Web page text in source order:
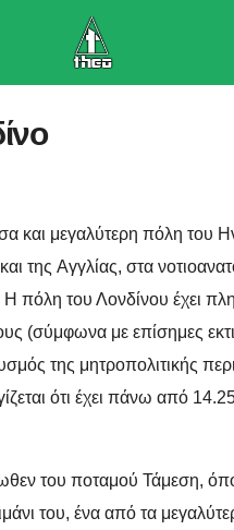
και μεγαλύτερη πόλη του
της Αγγλίας, στα
Η πόλη του Λονδίνου έχει
(σύμφωνα με επίσημες
της μητροπολιτικής
ότι έχει πάνω από
του ποταμού Τάμεση,
του, ένα από τα